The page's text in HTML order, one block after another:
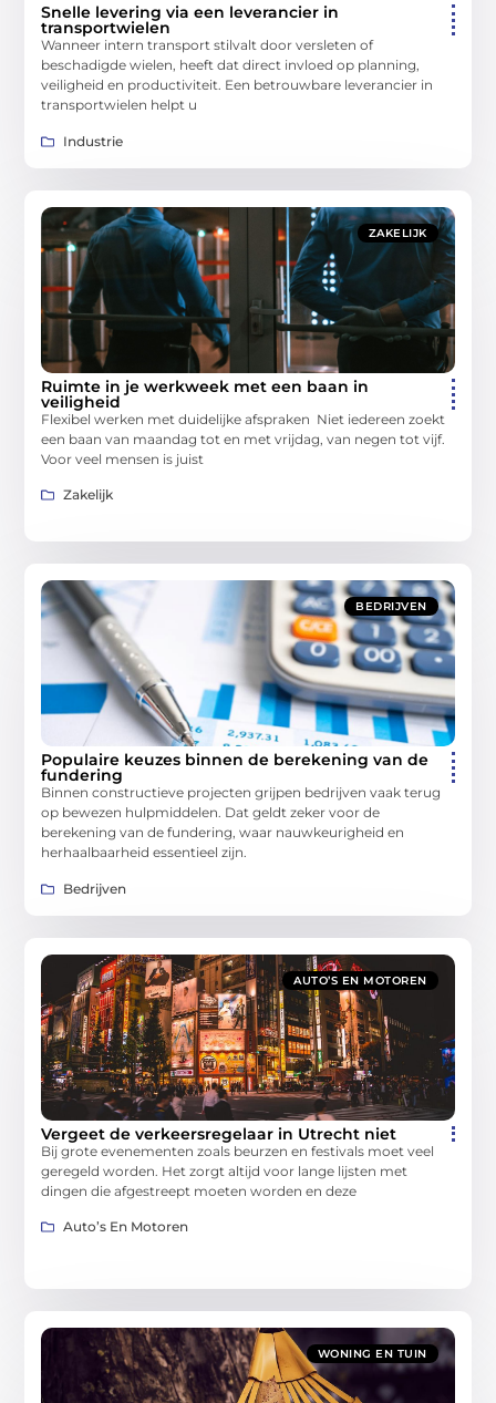
Snelle levering via een leverancier in
transportwielen
Wanneer intern transport stilvalt door versleten of
beschadigde wielen, heeft dat direct invloed op planning,
veiligheid en productiviteit. Een betrouwbare leverancier in
transportwielen helpt u
Industrie
ZAKELIJK
Ruimte in je werkweek met een baan in
veiligheid
Flexibel werken met duidelijke afspraken Niet iedereen zoekt
een baan van maandag tot en met vrijdag, van negen tot vijf.
Voor veel mensen is juist
Zakelijk
BEDRIJVEN
Populaire keuzes binnen de berekening van de
fundering
Binnen constructieve projecten grijpen bedrijven vaak terug
op bewezen hulpmiddelen. Dat geldt zeker voor de
berekening van de fundering, waar nauwkeurigheid en
herhaalbaarheid essentieel zijn.
Bedrijven
AUTO’S EN MOTOREN
Vergeet de verkeersregelaar in Utrecht niet
Bij grote evenementen zoals beurzen en festivals moet veel
geregeld worden. Het zorgt altijd voor lange lijsten met
dingen die afgestreept moeten worden en deze
Auto’s En Motoren
WONING EN TUIN